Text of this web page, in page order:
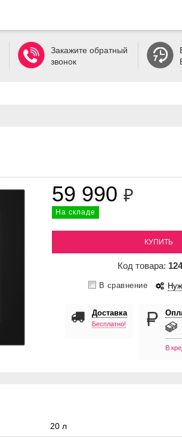
Закажите обратный
звонок
59 990 ₽
На складе
КУПИТЬ
Код товара:
В сравнение
Доставка
Бесплатно!
В
20 л